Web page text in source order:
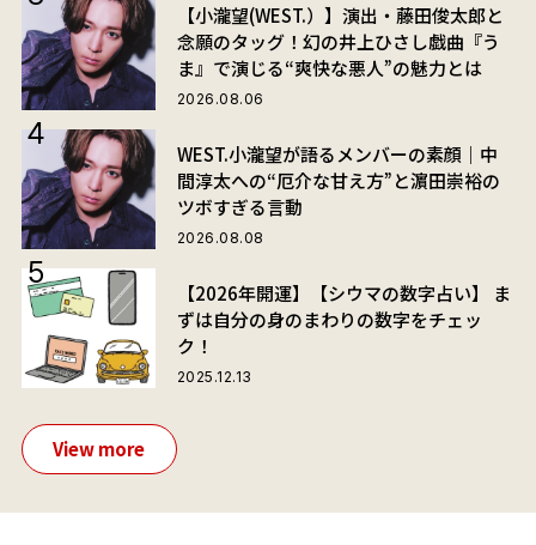
【小瀧望(WEST.）】演出・藤田俊太郎と
念願のタッグ！幻の井上ひさし戯曲『う
ま』で演じる“爽快な悪人”の魅力とは
2026.08.06
WEST.小瀧望が語るメンバーの素顔｜中
間淳太への“厄介な甘え方”と濵田崇裕の
ツボすぎる言動
2026.08.08
【2026年開運】【シウマの数字占い】 ま
ずは自分の身のまわりの数字をチェッ
ク！
2025.12.13
View more